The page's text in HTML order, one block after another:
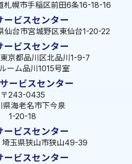
幌市手稲区前田6条16-18-16
ービスセンター
仙台市宮城野区東仙台1-20-22
ービスセンター
京都品川区北品川1-9-7
ーム品川1015号室
ービスセンター
〒243-0435
県海老名市下今泉
1-20-18
ービスセンター
埼玉県狭山市狭山49-39
ービスセンター